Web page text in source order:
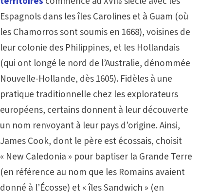
Espagnols dans les îles Carolines et à Guam (où
les Chamorros sont soumis en 1668), voisines de
leur colonie des Philippines, et les Hollandais
(qui ont longé le nord de l’Australie, dénommée
Nouvelle-Hollande, dès 1605). Fidèles à une
pratique traditionnelle chez les explorateurs
européens, certains donnent à leur découverte
un nom renvoyant à leur pays d’origine. Ainsi,
James Cook, dont le père est écossais, choisit
« New Caledonia » pour baptiser la Grande Terre
(en référence au nom que les Romains avaient
donné à l’Écosse) et « îles Sandwich » (en